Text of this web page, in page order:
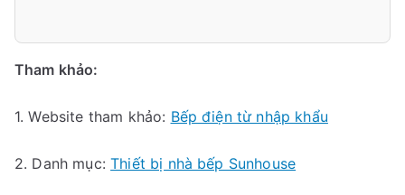
Tham khảo:
1. Website tham khảo: Bếp điện từ nhập khẩu
2. Danh mục:Thiết bị nhà bếp Sunhouse